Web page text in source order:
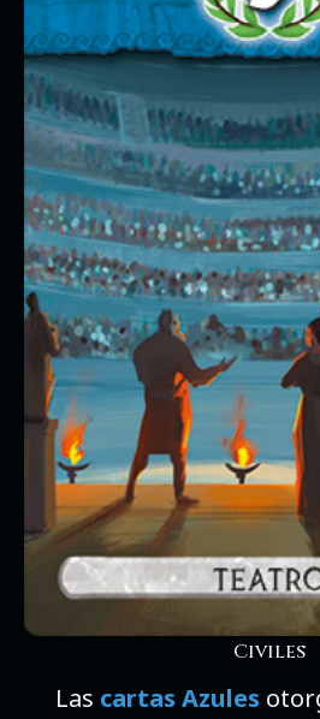
Civiles
Las cartas Azules